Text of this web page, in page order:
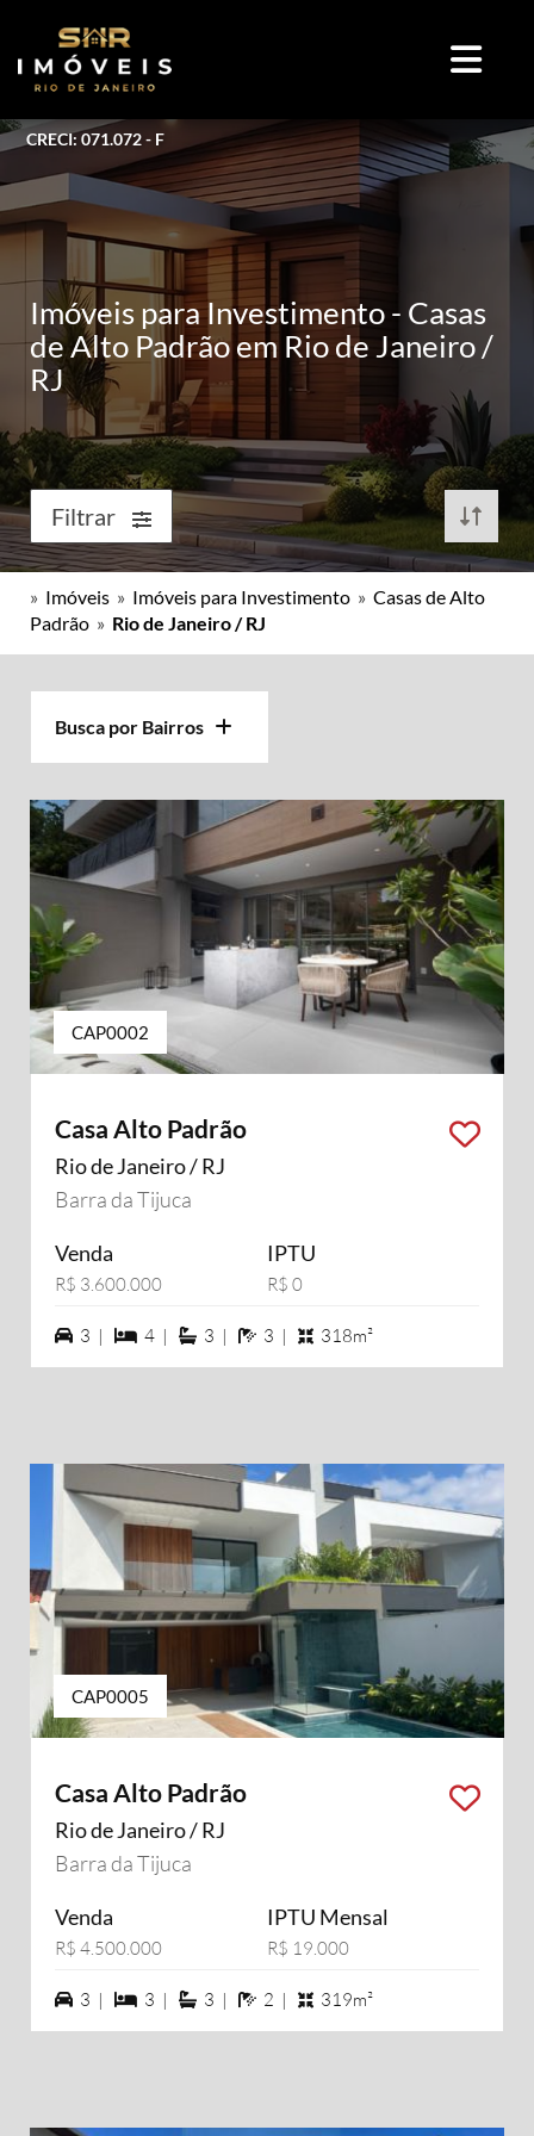
CRECI: 071.072 - F
Imóveis para Investimento - Casas
de Alto Padrão em Rio de Janeiro /
RJ
Filtrar
» Imóveis » Imóveis para Investimento » Casas de Alto
Padrão » Rio de Janeiro / RJ
Busca por Bairros
CAP0002
Casa Alto Padrão
Rio de Janeiro / RJ
Barra da Tijuca
Venda
R$ 3.600.000
IPTU
R$ 0
3 vagas na garagem
3 | 4 dormiórios
4 | 3 suítes
3 | 3 banheiros
3 | 318m²
CAP0005
Casa Alto Padrão
Rio de Janeiro / RJ
Barra da Tijuca
Venda
R$ 4.500.000
IPTU Mensal
R$ 19.000
3 vagas na garagem
3 | 3 dormiórios
3 | 3 suítes
3 | 2 banheiros
2 | 319m²